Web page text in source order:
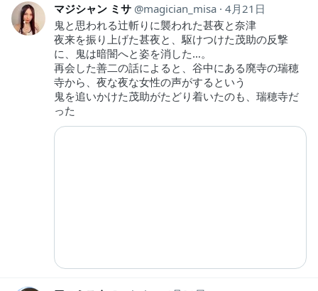
マジシャン ミサ magician_misa 4月21日
鬼と思われる辻斬りに襲われた甚夜と奈津
夜来を振り上げた甚夜と、駆けつけた茂助の反撃
に、鬼は暗闇へと姿を消した…。
再会した善二の話によると、谷中にある廃寺の瑞穂
寺から、夜な夜な女性の声がするという
鬼を追いかけた茂助がたどり着いたのも、瑞穂寺だ
った